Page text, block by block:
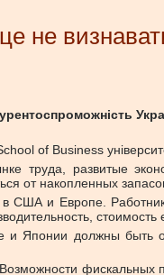
не
of Business
труда, развитые
от накопленных
США и Европе.
Японии должны быть